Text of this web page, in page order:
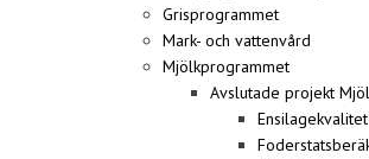
Grisprogrammet
Mark- och vattenvård
Mjölkprogrammet
Avslutade projekt